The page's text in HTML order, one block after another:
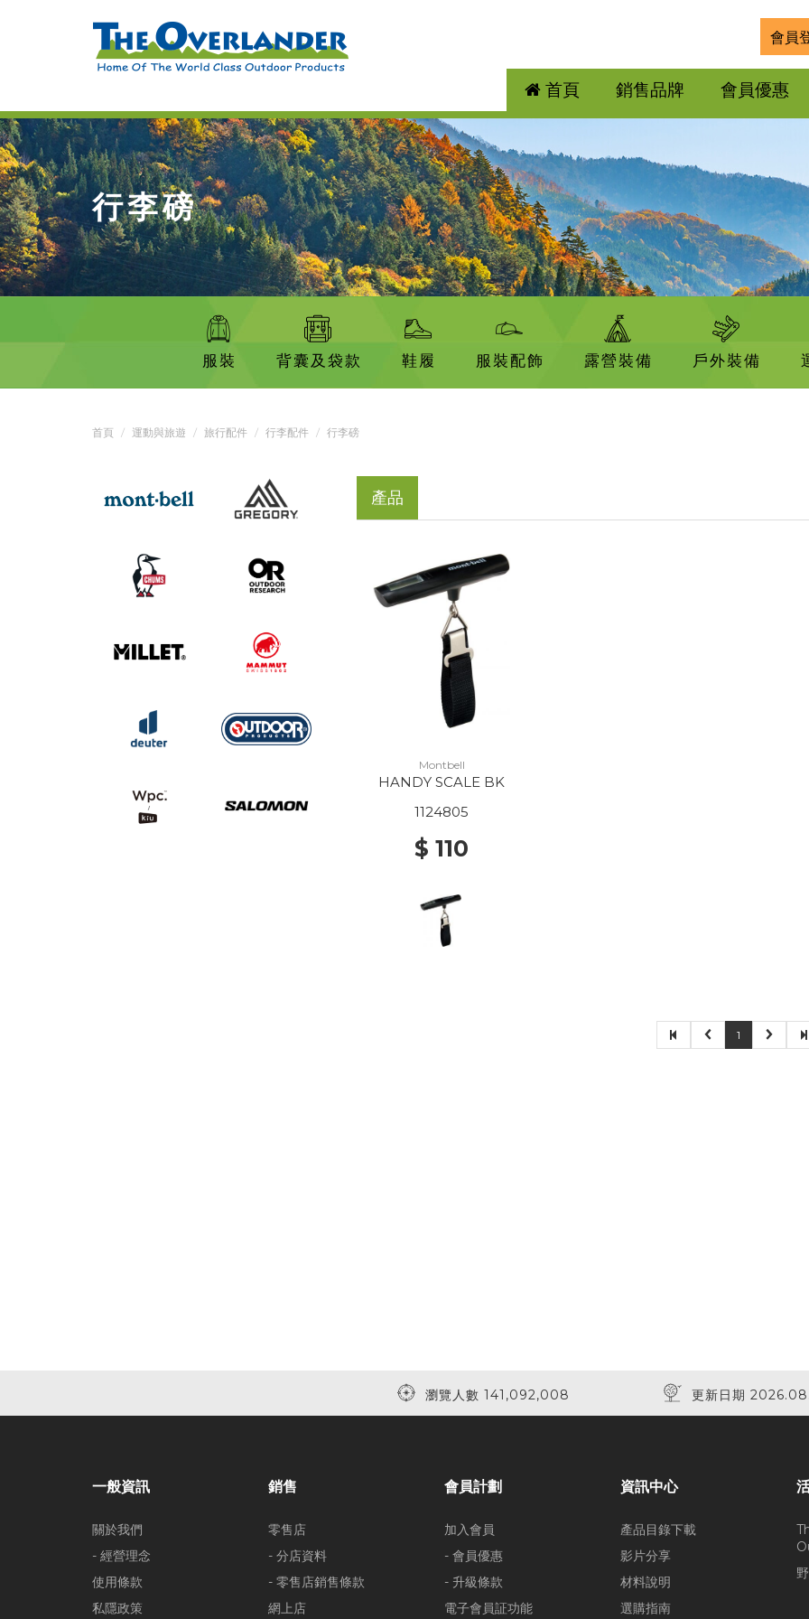
會員
首頁 銷售品牌 會員優惠
行李磅
服裝 背囊及袋款 鞋履 服裝配飾 露營裝備 戶外裝備
首頁 運動與旅遊 旅行配件 行李配件 行李磅
產品
Montbell
HANDY SCALE BK
1124805
$ 110
1
瀏覽人數 141,092,008 更新日期
一般資訊
關於我們
- 經營理念
使用條款
私隱政策
銷售
零售店
- 分店資料
- 零售店銷售條款
網上店
會員計劃
加入會員
- 會員優惠
- 升級條款
電子會員証功能
資訊中心
產品目錄下載
影片分享
材料說明
選購指南